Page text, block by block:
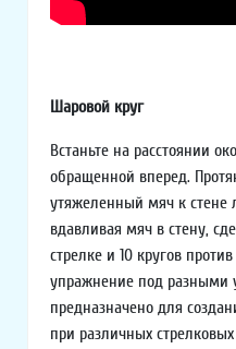
Шаровой круг
Встаньте на расстоянии
обращенной вперед.
утяжеленный мяч к стене
вдавливая мяч в стену,
стрелке и 10 кругов
упражнение под разными
предназначено для
при различных